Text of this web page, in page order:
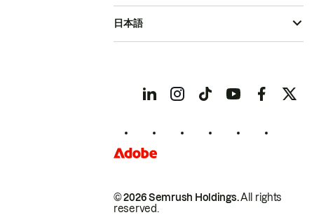
© 2026 Semrush Holdings.All rights
reserved.
日本語